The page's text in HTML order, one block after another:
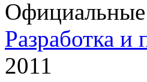
Разработка и
2011